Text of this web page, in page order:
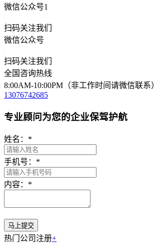
微信公众号1
扫码关注我们
微信公众号
扫码关注我们
全国咨询热线
8:00AM-10:00PM（非工作时间请微信联系）
13076742685
专业顾问为您的企业保驾护航
姓名： *
手机号： *
内容： *
热门公司注册+